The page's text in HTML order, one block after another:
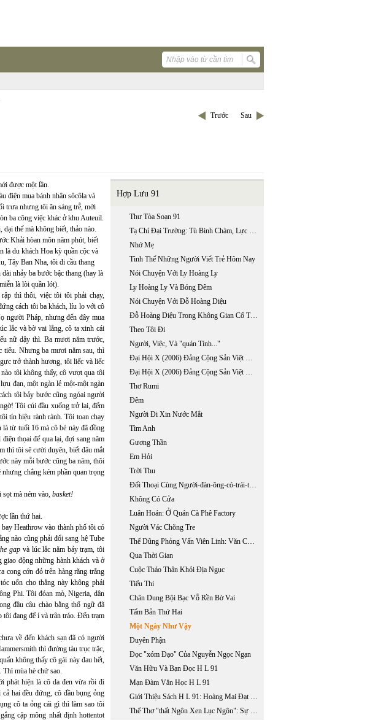
Trước Sau
Hợp Lưu 91
Thư Tòa Soạn 91
Tạ Chí Đại Trường: Tù Binh Chàm, Lực Lượng Sản Xuất Riêng Biệt Của Lí
Nhớ Mẹ
Tình Thế Những Người Viết Trẻ Hôm Nay
Nói Chuyện Với Ly Hoàng Ly
Ly Hoàng Ly Và Bóng Đêm
Nói Chuyện Với Đỗ Hoàng Diệu
Đỗ Hoàng Diệu Trong Không Gian Cổ Tích Huyền Ảo
Theo Tôi Đi
Người, Việc, Và "quán Tính..."
Đại Hội X (2006) Đảng Cộng Sản Việt Nam:một Đại Hội Tiền Chế (phần 1)
Đại Hội X (2006) Đảng Cộng Sản Việt Nam:một Đại Hội Tiền Chế (phần 2)
Thơ Rumi
Đêm
Người Đi Xin Nước Mắt
Tìm Anh
Gương Thần
Em Hỏi
Trời Thu
Đối Thoại Cùng Người-đàn-ông-có-trái-tim-bên-phải
Không Có Cửa
Luân Hoán: Ở Quán Cà Phê Factory
Người Vác Chõng Tre
Thế Dũng Phỏng Vấn Viên Linh: Văn Chương Tôi Không Phục Vụ Niềm Vui
Qua Thời Gian
Cuộc Tháo Thân Khỏi Địa Ngục
Tiểu Thi
Chân Dung Bội Bạc Vỗ Rền Bờ Vai
Tấm Bản Thứ Hai
Một Ngày Như Vậy
Duyên Phận
Đọc "xóm Đạo" Của Nguyễn Ngọc Ngạn
Văn Hữu Và Bạn Đọc H L 91
Mạn Đàm Văn Học H L 91
Giới Thiệu Sách H L 91: Hoàng Mai Đạt Phụ Trách
Thể Thơ "thất Ngôn Xen Lục Ngôn": Sự Sáng Tạo Thể Loại Đầu Tiên Trong Lịch Sử Văn Học Việt Nam
được một lần.
điện mua bánh nhân sôcôla và
trưa nhưng tôi ăn sáng trễ, mới
ba công việc khác ở khu Auteuil.
thế mà không biết, thảo nào.
Khải hòan môn năm phút, biết
là du khách Hoa kỳ quần cộc và
Tây Ban Nha, tôi đi cầu thang
nhảy ba bước bậc thang (hay là
là lòi quần lót).
thì thôi, việc tôi tôi phải chạy,
cách tôi ba khách, líu lo với cô
người Pháp, nhưng đến đây mua
lắc và bờ vai lẳng, cô ta xinh cái
nữ dậy thì. Ba mươi năm trước,
tiểu. Nhưng ba mươi năm sau, thì
trở thành hương, tôi liếc và liếc
tôi không thấy, cô vượt qua tôi
đạn, một ngàn lẻ một-một ngàn
tôi bảy bước cũng ngóai người
Tôi cúi đầu xuống trở lại, đếm
tín hiệu rành rành. Tôi toan chạy
từ tuổi 16 mà cô bé này đã đồng
thọai để qua lại, đợi sang năm
thì tôi sẽ cười duyên, biết đâu mắt
này mỗi bước cũng ba năm, thôi
chẳng kém phần quan trọng
mà ném vào, basket!
lần thứ hai.
Heathrow vào thành phố tôi có
nào cũng phải đổi sang hệ Tube
gap và lúc lắc năm bảy trạm, tôi
động những hành khách và ở
cong cớn đỏ trên hàng răng trắng
uốn cho thẳng này không phải
Phi. Tôi đóan mò, Nigeria, dân
đầu câu chào bằng thổ ngữ đã
tôi đang để ‎í và trân tráo. Đến trạm
về đến khách sạn đã có người
thì đường tàu trục trặc,
không thấy cô gái này đau hết,
mùa hè chứ sao.
phát hiện là cô da đen vừa rồi đi
hai đều đứng, cô đầu bụng ỏng
cô ta ỏng cái gì thì làm sao tôi
cặp mông nhất định hottentot